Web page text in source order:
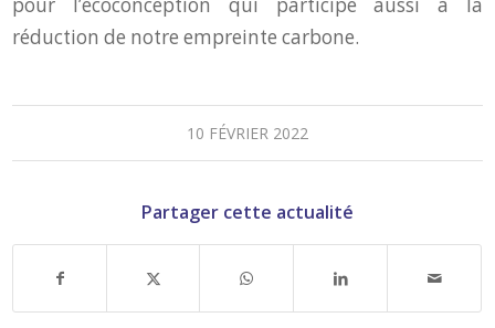
réduction de notre empreinte carbone.
10 FÉVRIER 2022
Partager cette actualité